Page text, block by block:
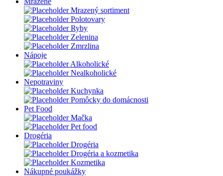
Mrazený sortiment
Polotovary
Ryby
Zelenina
Zmrzlina
Nápoje
Alkoholické
Nealkoholické
Nepotraviny
Kuchynka
Pomôcky do domácnosti
Pet Food
Mačka
Pet food
Drogéria
Drogéria
Drogéria a kozmetika
Kozmetika
Nákupné poukážky